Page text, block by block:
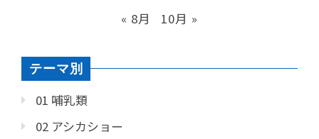
« 8月 10月 »
テーマ別
01 哺乳類
02 アシカショー